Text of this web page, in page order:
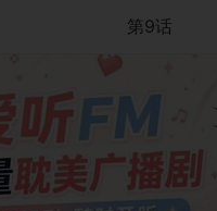
第9话